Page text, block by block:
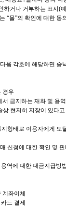
거나 거부하는 표시(
“몰”의 확인에 대한 동의
음 각호에 해당하면 승
경우
금지하는 재화 및 용
현저히 지장이 있다
형태로 이용자에게 도
신청에 대한 확인 및
역에 대한 대금지급
좌이체
드 결제